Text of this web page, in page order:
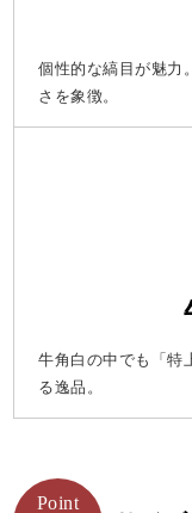
個性的な縞目が魅力
さを象徴。
牛角白の中でも「特
る逸品。
Point